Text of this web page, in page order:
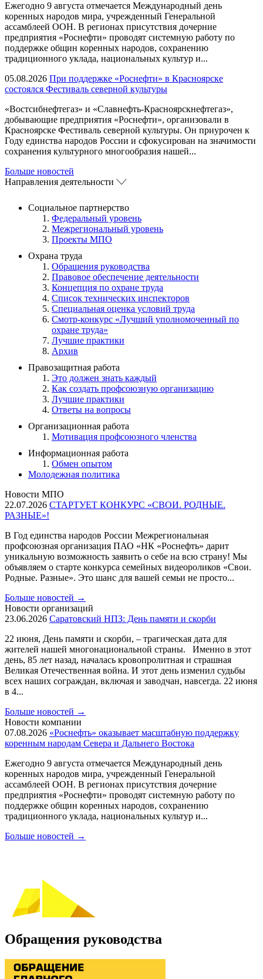
Ежегодно 9 августа отмечается Международный день
коренных народов мира, учрежденный Генеральной
ассамблеей ООН. В регионах присутствия дочерние
предприятия «Роснефти» проводят системную работу по
поддержке общин коренных народов, сохранению
традиционного уклада, национальных культур и...
05.08.2026 При поддержке «Роснефти» в Красноярске
состоялся Фестиваль северной культуры
«Востсибнефтегаз» и «Славнефть-Красноярскнефтегаз»,
добывающие предприятия «Роснефти», организовали в
Красноярске Фестиваль северной культуры. Он приурочен к
Году единства народов России и сфокусирован на значимости
сохранения культурного многообразия нашей...
Больше новостей
Направления деятельности
Социальное партнерство
Федеральный уровень
Межрегиональный уровень
Проекты МПО
Охрана труда
Обращения руководства
Правовое обеспечение деятельности
Концепция по охране труда
Список технических инспекторов
Специальная оценка условий труда
Смотр-конкурс «Лучший уполномоченный по
охране труда»
Лучшие практики
Архив
Правозащитная работа
Это должен знать каждый
Как создать профсоюзную организацию
Лучшие практики
Ответы на вопросы
Организационная работа
Мотивация профсоюзного членства
Информационная работа
Обмен опытом
Молодежная политика
Новости МПО
22.07.2026 СТАРТУЕТ КОНКУРС «СВОИ. РОДНЫЕ.
РАЗНЫЕ»!
В Год единства народов России Межрегиональная
профсоюзная организация ПАО «НК «Роснефть» дарит
уникальную возможность заявить о себе на всю страну! Мы
объявляем о старте конкурса семейных видеороликов «Свои.
Родные. Разные». Это шанс для вашей семьи не просто...
Больше новостей →
Новости организаций
23.06.2026 Саратовский НПЗ: День памяти и скорби
22 июня, День памяти и скорби, – трагическая дата для
жителей нашей многонациональной страны. Именно в этот
день, 85 лет назад, началась кровопролитная и страшная
Великая Отечественная война. И этот день изменил судьбы
всех наших сограждан, включая и заводчан, навсегда. 22 июня
в 4...
Больше новостей →
Новости компании
07.08.2026 «Роснефть» оказывает масштабную поддержку
коренным народам Севера и Дальнего Востока
Ежегодно 9 августа отмечается Международный день
коренных народов мира, учрежденный Генеральной
ассамблеей ООН. В регионах присутствия дочерние
предприятия «Роснефти» проводят системную работу по
поддержке общин коренных народов, сохранению
традиционного уклада, национальных культур и...
Больше новостей →
Обращения руководства